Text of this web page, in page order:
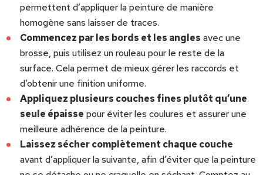
permettent d’appliquer la peinture de manière
homogène sans laisser de traces.
Commencez par les bords et les angles avec une
brosse, puis utilisez un rouleau pour le reste de la
surface. Cela permet de mieux gérer les raccords et
d’obtenir une finition uniforme.
Appliquez plusieurs couches fines plutôt qu’une
seule épaisse pour éviter les coulures et assurer une
meilleure adhérence de la peinture.
Laissez sécher complètement chaque couche
avant d’appliquer la suivante, afin d’éviter que la peinture